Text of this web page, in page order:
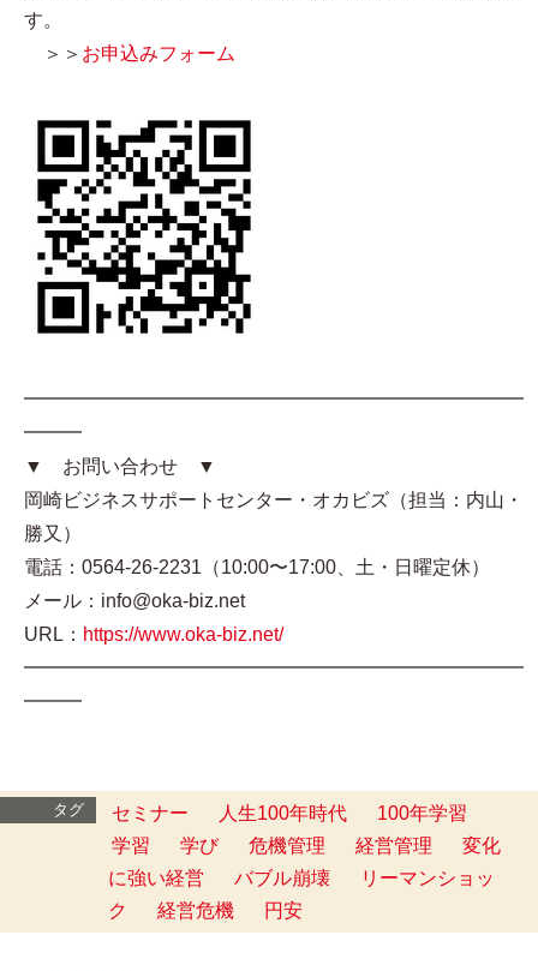
す。
＞＞ お申込みフォーム
━━━━━━━━━━━━━━━━━━━━━━━━━━
━━━
▼ お問い合わせ ▼
岡崎ビジネスサポートセンター・オカビズ（担当：内山・
勝又）
電話：0564-26-2231（10:00〜17:00、土・日曜定休）
メール：info@oka-biz.net
URL： https://www.oka-biz.net/
━━━━━━━━━━━━━━━━━━━━━━━━━━
━━━
タグ セミナー 人生100年時代
100年学習
学習
学び 危機管理 経営管理
変化
に強い経営
バブル崩壊
リーマンショッ
ク
経営危機 円安